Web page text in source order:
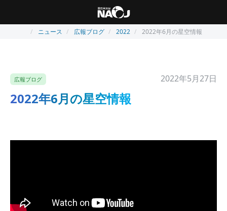
ニュース 広報ブログ 2022 2022年6月の星空情報
広報ブログ 2022年5月27日
2022年6月の星空情報